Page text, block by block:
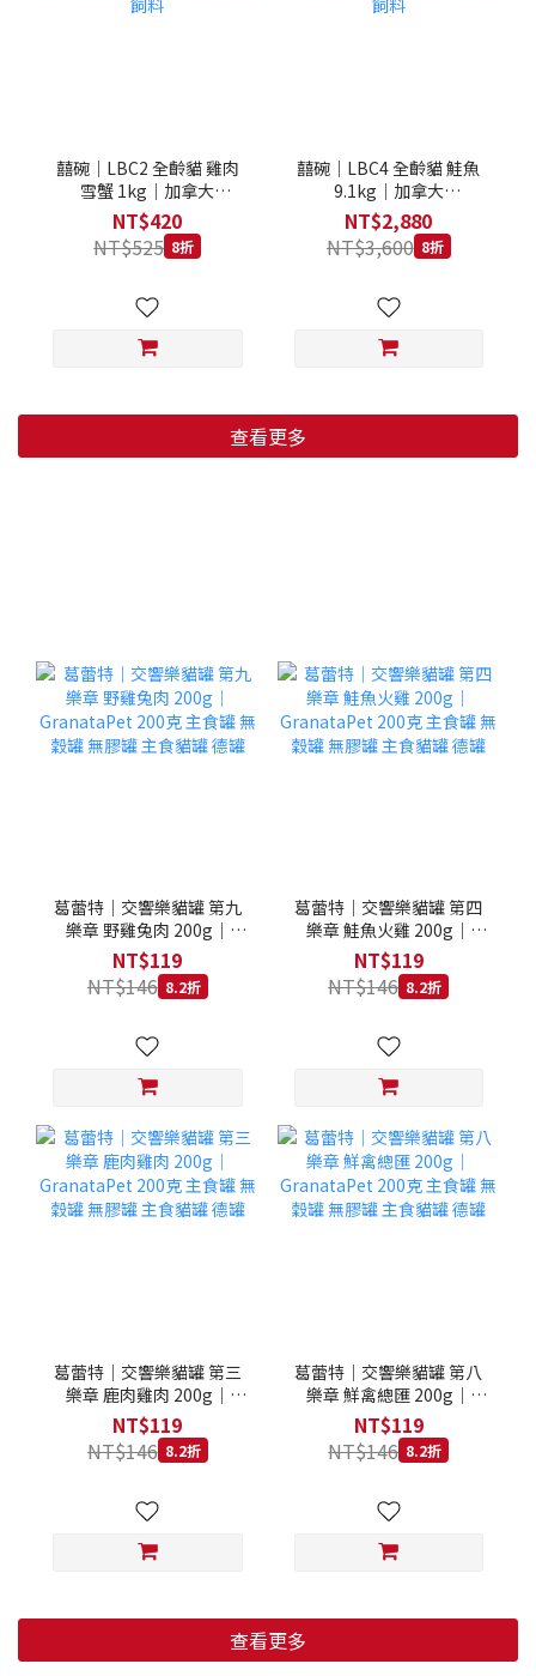
囍碗｜LBC2 全齡貓 雞肉
雪蟹 1kg｜加拿大
Loveabowl 天然無穀糧 1
公斤 成貓 無穀貓飼料
NT$420
NT$525 8折
囍碗｜LBC4 全齡貓 鮭魚
9.1kg｜加拿大
Loveabowl 天然無穀糧
9.1公斤 成貓 無穀貓飼料
NT$2,880
NT$3,600 8折
查看更多
葛蕾特｜交響樂貓罐 第九
樂章 野雞兔肉 200g｜
GranataPet 200克 主食罐
無穀罐 無膠罐 主食貓罐 德
罐
NT$119
NT$146 8.2折
葛蕾特｜交響樂貓罐 第四
樂章 鮭魚火雞 200g｜
GranataPet 200克 主食罐
無穀罐 無膠罐 主食貓罐 德
罐
NT$119
NT$146 8.2折
葛蕾特｜交響樂貓罐 第三
樂章 鹿肉雞肉 200g｜
GranataPet 200克 主食罐
無穀罐 無膠罐 主食貓罐 德
罐
NT$119
NT$146 8.2折
葛蕾特｜交響樂貓罐 第八
樂章 鮮禽總匯 200g｜
GranataPet 200克 主食罐
無穀罐 無膠罐 主食貓罐 德
罐
NT$119
NT$146 8.2折
查看更多